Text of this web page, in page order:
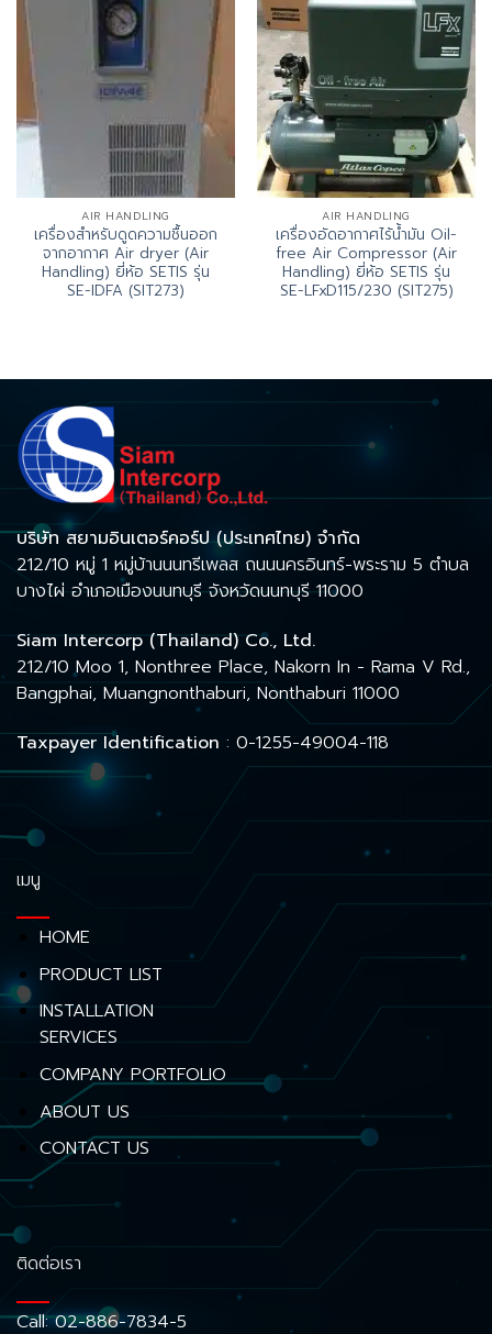
AIR HANDLING
เครื่องสำหรับดูดความชื้นออก
จากอากาศ Air dryer (Air
Handling) ยี่ห้อ SETIS รุ่น
SE-IDFA (SIT273)
AIR HANDLING
เครื่องอัดอากาศไร้น้ำมัน Oil-
free Air Compressor (Air
Handling) ยี่ห้อ SETIS รุ่น
SE-LFxD115/230 (SIT275)
บริษัท สยามอินเตอร์คอร์ป (ประเทศไทย) จำกัด
212/10 หมู่ 1 หมู่บ้านนนทรีเพลส ถนนนครอินทร์-พระราม 5 ตำบล
บางไผ่ อำเภอเมืองนนทบุรี จังหวัดนนทบุรี 11000
Siam Intercorp (Thailand) Co., Ltd.
212/10 Moo 1, Nonthree Place, Nakorn In - Rama V Rd.,
Bangphai, Muangnonthaburi, Nonthaburi 11000
Taxpayer Identification : 0-1255-49004-118
เมนู
HOME
PRODUCT LIST
INSTALLATION
SERVICES
COMPANY PORTFOLIO
ABOUT US
CONTACT US
ติดต่อเรา
Call:02-886-7834-5